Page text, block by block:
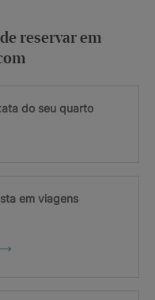
reservar em
do seu quarto
em viagens